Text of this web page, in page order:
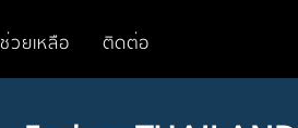
ช่วยเหลือ ติดต่อ